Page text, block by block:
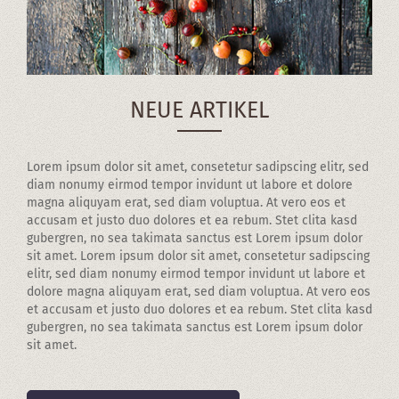
NEUE ARTIKEL
Lorem ipsum dolor sit amet, consetetur sadipscing elitr, sed
diam nonumy eirmod tempor invidunt ut labore et dolore
magna aliquyam erat, sed diam voluptua. At vero eos et
accusam et justo duo dolores et ea rebum. Stet clita kasd
gubergren, no sea takimata sanctus est Lorem ipsum dolor
sit amet. Lorem ipsum dolor sit amet, consetetur sadipscing
elitr, sed diam nonumy eirmod tempor invidunt ut labore et
dolore magna aliquyam erat, sed diam voluptua. At vero eos
et accusam et justo duo dolores et ea rebum. Stet clita kasd
gubergren, no sea takimata sanctus est Lorem ipsum dolor
sit amet.